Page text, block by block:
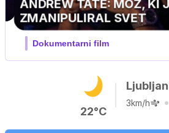
MOJ PRIJATELJ PINGVIN
Film meseca / družinski,
22°C
3km/h